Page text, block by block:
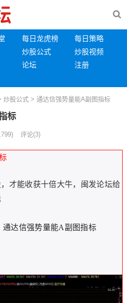
每日龙虎榜
每日策略
炒股公式
炒股视频
论坛
注册
炒股公式 > 通达信强势量能A副图指标
标
评论(3)
才能收获十倍大牛，闽发论坛给
通达信强势量能A副图指标